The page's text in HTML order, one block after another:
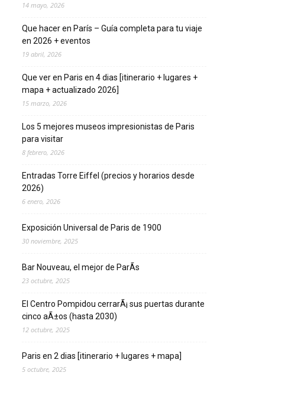
14 mayo, 2026
Que hacer en Parí­s – Guí­a completa para tu viaje
en 2026 + eventos
19 abril, 2026
Que ver en Pari­s en 4 di­as [itinerario + lugares +
mapa + actualizado 2026]
15 marzo, 2026
Los 5 mejores museos impresionistas de Pari­s
para visitar
8 febrero, 2026
Entradas Torre Eiffel (precios y horarios desde
2026)
6 enero, 2026
Exposición Universal de Pari­s de 1900
30 noviembre, 2025
Bar Nouveau, el mejor de ParÃ­s
23 octubre, 2025
El Centro Pompidou cerrarÃ¡ sus puertas durante
cinco aÃ±os (hasta 2030)
12 octubre, 2025
Paris en 2 dias [itinerario + lugares + mapa]
5 octubre, 2025